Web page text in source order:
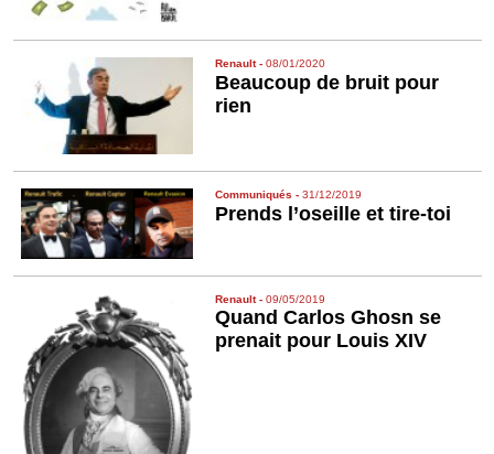
Renault-08/01/2020
Beaucoup de bruit pour
rien
Communiqués -31/12/2019
Prends l’oseille et tire-toi
Renault-09/05/2019
Quand Carlos Ghosn se
prenait pour Louis XIV